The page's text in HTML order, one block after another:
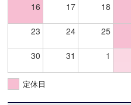
16 17 18
23 24 25
30 31 1
定休日